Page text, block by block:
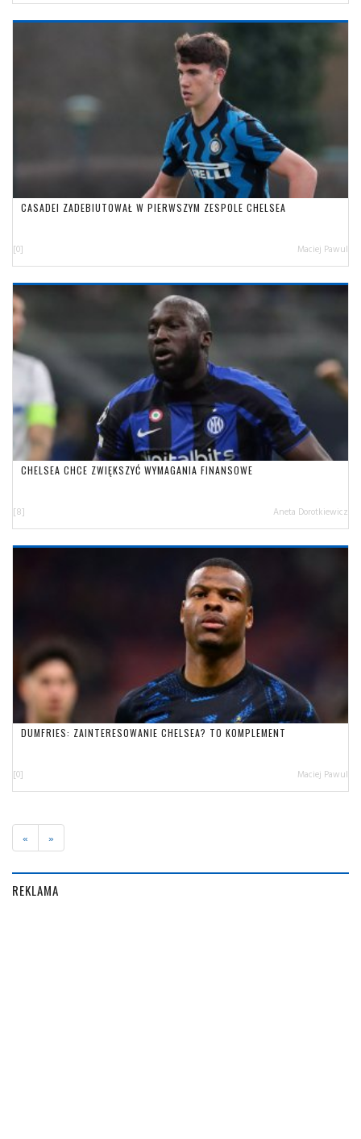
CASADEI ZADEBIUTOWAŁ W PIERWSZYM ZESPOLE CHELSEA
[0] Maciej Pawul
CHELSEA CHCE ZWIĘKSZYĆ WYMAGANIA FINANSOWE
[8] Aneta Dorotkiewicz
DUMFRIES: ZAINTERESOWANIE CHELSEA? TO KOMPLEMENT
[0] Maciej Pawul
« »
REKLAMA